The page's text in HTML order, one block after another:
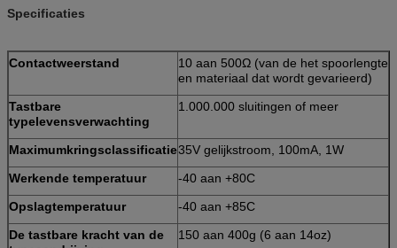
Specificaties
Contactweerstand
10 aan 500Ω (van de het spoorlengte
en materiaal dat wordt gevarieerd)
Tastbare
typelevensverwachting
1.000.000 sluitingen of meer
Maximumkringsclassificatie35V gelijkstroom, 100mA, 1W
Werkende temperatuur
-40 aan +80C
Opslagtemperatuur
-40 aan +85C
De tastbare kracht van de
150 aan 400g (6 aan 14oz)